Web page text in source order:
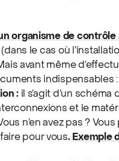
organisme de contrôle
le cas où
avant même
indispensables :
:il s’agit d’un schéma
et le
n’en avez pas ? Vous
pour vous. Exemple